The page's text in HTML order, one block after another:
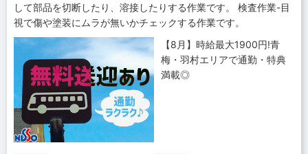
して部品を切断したり、溶接したりする作業です。 検査作業-目
視で傷や塗装にムラが無いかチェックする作業です。
【8月】時給最大1900円!青
梅・羽村エリアで通勤・特典
満載◎